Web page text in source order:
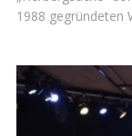
1988 gegründeten